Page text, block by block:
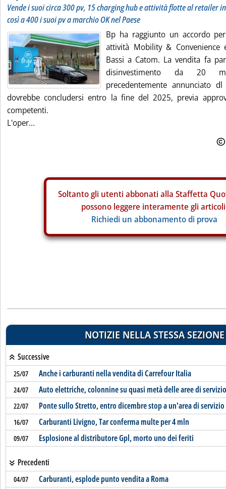
Vende i suoi circa 300 pv, 15 charging hub e attività flotte al retailer
così a 400 i suoi pv a marchio OK nel Paese
Bp ha raggiunto un accordo
attività Mobility & Convenience
Bassi a Catom. La vendita fa
disinvestimento da 20
precedentemente annunciato
dovrebbe concludersi entro la fine del 2025, previa
competenti.
L'oper...
Soltanto gli utenti abbonati alla Staffetta
possono leggere interamente gli
Richiedi un abbonamento di prova
NOTIZIE NELLA STESSA SEZIONE
Successive
25/07 Anche i carburanti nella vendita di Carrefour Italia
24/07 Auto elettriche, colonnine su quasi metà delle aree di servizio
22/07 Ponte sullo Stretto, entro dicembre stop a un'area di servizio
16/07 Carburanti Livigno, Tar conferma multe per 4 mln
09/07 Esplosione al distributore Gpl, morto uno dei feriti
Precedenti
04/07 Carburanti, esplode punto vendita a Roma